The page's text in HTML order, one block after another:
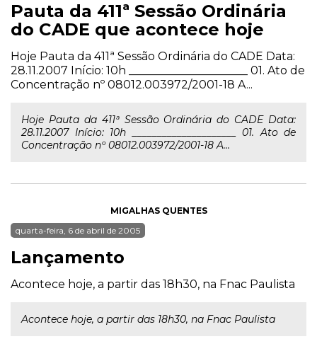
Pauta da 411ª Sessão Ordinária
do CADE que acontece hoje
Hoje Pauta da 411ª Sessão Ordinária do CADE Data:
28.11.2007 Início: 10h _____________________ 01. Ato de
Concentração nº 08012.003972/2001-18 A...
Hoje Pauta da 411ª Sessão Ordinária do CADE Data:
28.11.2007 Início: 10h _____________________ 01. Ato de
Concentração nº 08012.003972/2001-18 A...
MIGALHAS QUENTES
quarta-feira, 6 de abril de 2005
Lançamento
Acontece hoje, a partir das 18h30, na Fnac Paulista
Acontece hoje, a partir das 18h30, na Fnac Paulista